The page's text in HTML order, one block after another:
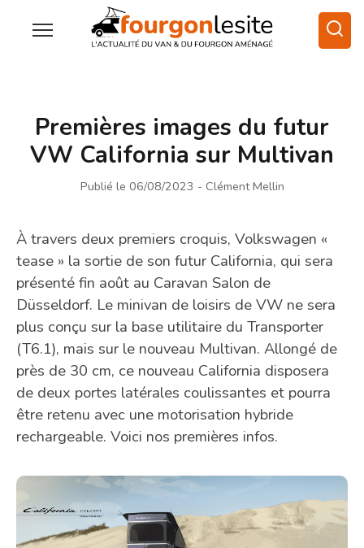
Premières images du futur
VW California sur Multivan
Publié le 06/08/2023 - Clément Mellin
À travers deux premiers croquis, Volkswagen «
tease » la sortie de son futur California, qui sera
présenté fin août au Caravan Salon de
Düsseldorf. Le minivan de loisirs de VW ne sera
plus conçu sur la base utilitaire du Transporter
(T6.1), mais sur le nouveau Multivan. Allongé de
près de 30 cm, ce nouveau California disposera
de deux portes latérales coulissantes et pourra
être retenu avec une motorisation hybride
rechargeable. Voici nos premières infos.